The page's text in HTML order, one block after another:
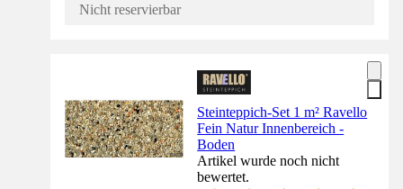
Nicht reservierbar
Steinteppich-Set 1 m² Ravello
Fein Natur Innenbereich -
Boden
Artikel wurde noch nicht
bewertet.